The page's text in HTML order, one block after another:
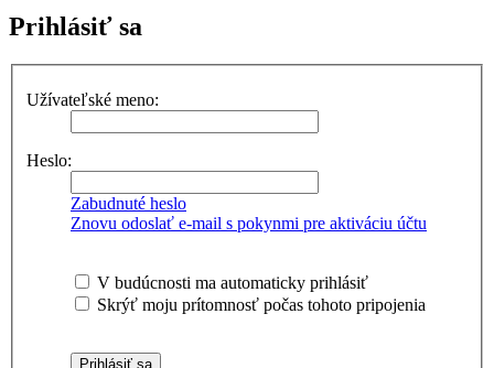
Prihlásiť sa
Užívateľské meno:
Heslo:
Zabudnuté heslo
Znovu odoslať e-mail s pokynmi pre aktiváciu účtu
V budúcnosti ma automaticky prihlásiť
Skrýť moju prítomnosť počas tohoto pripojenia